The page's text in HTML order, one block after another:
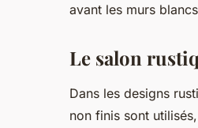
avant les murs
Le salon
Dans les designs
non finis sont